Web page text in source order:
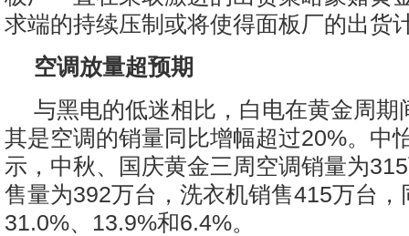
求端的持续压制或将使得面板厂的出货
空调放量超预期
与黑电的低迷相比，白电在黄金周期
其是空调的销量同比增幅超过20%。中
示，中秋、国庆黄金三周空调销量为
售量为392万台，洗衣机销售415万台，
31.0%、13.9%和6.4%。